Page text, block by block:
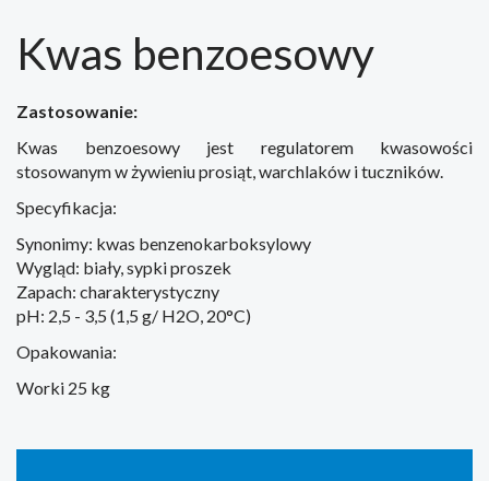
Kwas benzoesowy
Zastosowanie:
Kwas benzoesowy jest regulatorem kwasowości
stosowanym w żywieniu prosiąt, warchlaków i tuczników.
Specyfikacja:
Synonimy: kwas benzenokarboksylowy
Wygląd: biały, sypki proszek
Zapach: charakterystyczny
pH: 2,5 - 3,5 (1,5 g/ H2O, 20°C)
Opakowania:
Worki 25 kg